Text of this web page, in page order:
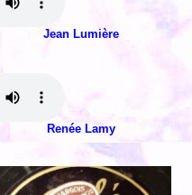
Jean Lumière
Renée Lamy